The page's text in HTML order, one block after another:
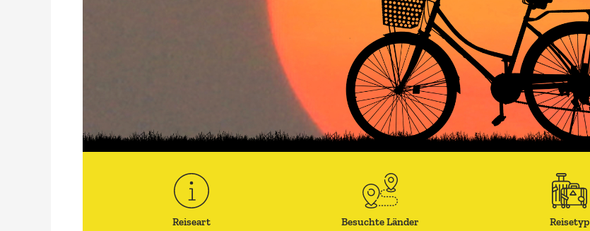
Reiseart Besuchte Länder Reisetyp